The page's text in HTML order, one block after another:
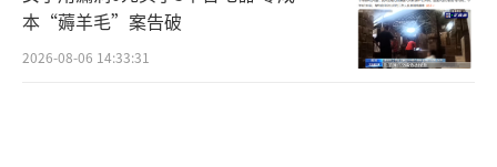
本“薅羊毛”案告破
2026-08-06 14:33:31